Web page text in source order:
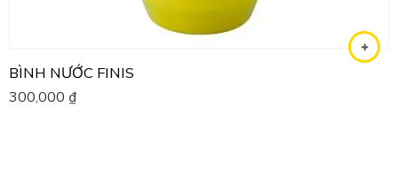
BÌNH NƯỚC FINIS
300,000 ₫